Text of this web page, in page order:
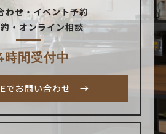
わせ・イベント予約
・オンライン相談
間受付中
でお問い合わせ →